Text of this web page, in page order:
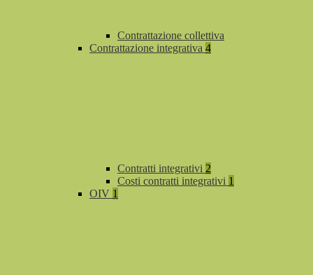
Contrattazione collettiva
Contrattazione integrativa 4
Contratti integrativi 2
Costi contratti integrativi 1
OIV 1